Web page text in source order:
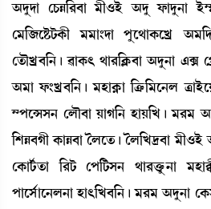
"ƒåƒà ëW¡Ä[¹¤à ³ã*Òü "ƒå ó¡àƒå>à
ë³[\ìÊ¡i¡A¡ã ³³à}ƒà šåì=àA¡ìJø
ët¡ïJø¤[>¡ú ¯àA¡; =à¹[AÃ¡¤à "ƒå>à
"³à ó¡}Jø¤[>¡ú ³ÒàA¥¡à [yû¡[³ì>º
´šìXÎ> ëºï¤à ÚàK[> ÒàÚ[J¡ú ³¹³
[ÅÄ¤Kã A¡àÄ¤à íºìt¡¡ú íº[J‰¤à ³ã*Òü
ëA¡ài¢¡t¡à [¹i¡ ëš[i¡Î> =à¹v¡ûå¡>à
šàìÎ¢àì>º>à Òà;[J¤[>¡ú ³¹³ "ƒå>à